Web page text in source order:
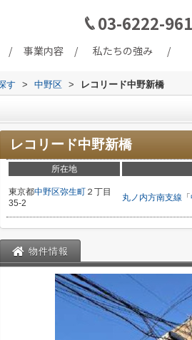
03-6222-
事業内容 私たちの強み
す > 中野区 > レコリード中野新橋
レコリード中野新橋
所在地
東京都中野区弥生町 ２丁目
35-2
丸ノ内方南支線 「
物件情報